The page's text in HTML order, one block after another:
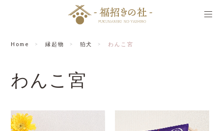
Home 縁起物 狛犬 わんこ宮
わんこ宮